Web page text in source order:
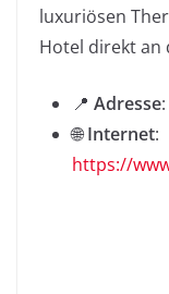
luxuriösen
Hotel direkt an
📍 Adresse:
🌐Internet:
https://